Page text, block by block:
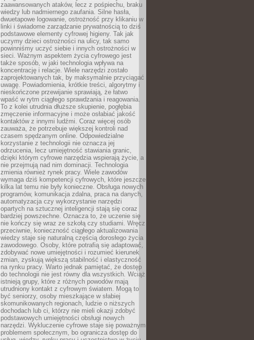
zaawansowanych ataków, lecz z pośpiechu, braku
wiedzy lub nadmiernego zaufania. Silne hasła,
dwuetapowe logowanie, ostrożność przy klikaniu w
linki i świadome zarządzanie prywatnością to dziś
podstawowe elementy cyfrowej higieny. Tak jak
uczymy dzieci ostrożności na ulicy, tak samo
powinniśmy uczyć siebie i innych ostrożności w
sieci. Ważnym aspektem życia cyfrowego jest
także sposób, w jaki technologia wpływa na
koncentrację i relacje. Wiele narzędzi zostało
zaprojektowanych tak, by maksymalnie przyciągać
uwagę. Powiadomienia, krótkie treści, algorytmy i
nieskończone przewijanie sprawiają, że łatwo
wpaść w rytm ciągłego sprawdzania i reagowania.
To z kolei utrudnia dłuższe skupienie, pogłębia
zmęczenie informacyjne i może osłabiać jakość
kontaktów z innymi ludźmi. Coraz więcej osób
zauważa, że potrzebuje większej kontroli nad
czasem spędzanym online. Odpowiedzialne
korzystanie z technologii nie oznacza jej
odrzucenia, lecz umiejętność stawiania granic,
dzięki którym cyfrowe narzędzia wspierają życie, a
nie przejmują nad nim dominacji. Technologia
zmienia również rynek pracy. Wiele zawodów
wymaga dziś kompetencji cyfrowych, które jeszcze
kilka lat temu nie były konieczne. Obsługa nowych
programów, komunikacja zdalna, praca na danych,
automatyzacja czy wykorzystanie narzędzi
opartych na sztucznej inteligencji stają się coraz
bardziej powszechne. Oznacza to, że uczenie się
nie kończy się wraz ze szkołą czy studiami. Wręcz
przeciwnie, konieczność ciągłego aktualizowania
wiedzy staje się naturalną częścią dorosłego życia
zawodowego. Osoby, które potrafią się adaptować,
zdobywać nowe umiejętności i rozumieć kierunek
zmian, zyskują większą stabilność i elastyczność
na rynku pracy. Warto jednak pamiętać, że dostęp
do technologii nie jest równy dla wszystkich. Wciąż
istnieją grupy, które z różnych powodów mają
utrudniony kontakt z cyfrowym światem. Mogą to
być seniorzy, osoby mieszkające w słabiej
skomunikowanych regionach, ludzie o niższych
dochodach lub ci, którzy nie mieli okazji zdobyć
podstawowych umiejętności obsługi nowych
narzędzi. Wykluczenie cyfrowe staje się poważnym
problemem społecznym, bo ogranicza dostęp do